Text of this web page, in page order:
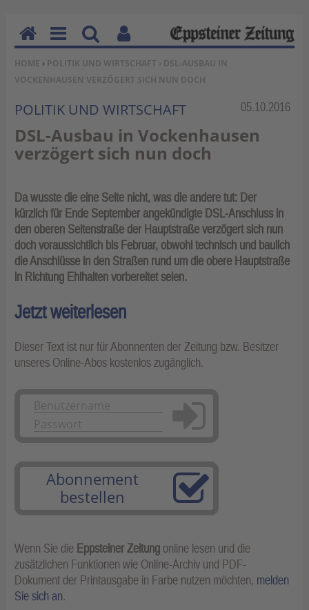
SIE BEFINDEN SICH HIER:
HOME › POLITIK UND WIRTSCHAFT › DSL-AUSBAU IN
VOCKENHAUSEN VERZÖGERT SICH NUN DOCH
Rubrik:
POLITIK UND WIRTSCHAFT 05.10.2016
DSL-Ausbau in Vockenhausen
verzögert sich nun doch
Da wusste die eine Seite nicht, was die andere tut: Der
kürzlich für Ende September angekündigte DSL-Anschluss in
den oberen Seitenstraße der Hauptstraße verzögert sich nun
doch voraussichtlich bis Februar, obwohl technisch und baulich
die Anschlüsse in den Straßen rund um die obere Hauptstraße
in Richtung Ehlhalten vorbereitet seien.
Jetzt weiterlesen
Dieser Text ist nur für Abonnenten der Zeitung bzw. Besitzer
unseres Online-Abos kostenlos zugänglich.
Anmelden
Abonnement
bestellen
Wenn Sie die Eppsteiner Zeitung online lesen und die
zusätzlichen Funktionen wie Online-Archiv und PDF-
Dokument der Printausgabe in Farbe nutzen möchten, melden
Sie sich an.
H
o
m
e
M
en
u
Su
ch
en
Be
nu
tz
erf
un
kti
on